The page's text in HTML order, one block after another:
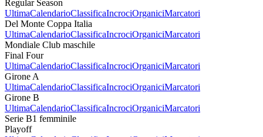
Regular Season
UltimaCalendarioClassificaIncrociOrganiciMarcatori
Del Monte Coppa Italia
UltimaCalendarioClassificaIncrociOrganiciMarcatori
Mondiale Club maschile
Final Four
UltimaCalendarioClassificaIncrociOrganiciMarcatori
Girone A
UltimaCalendarioClassificaIncrociOrganiciMarcatori
Girone B
UltimaCalendarioClassificaIncrociOrganiciMarcatori
Serie B1 femminile
Playoff